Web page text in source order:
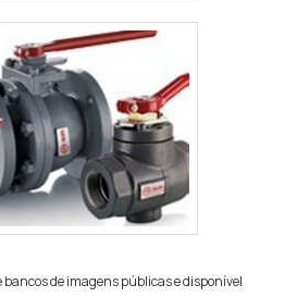
de imagens públicas e disponível